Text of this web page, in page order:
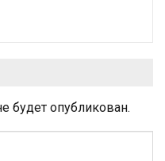
будет опубликован.